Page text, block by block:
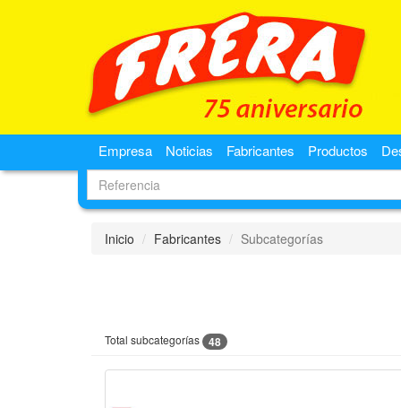
Empresa Noticias Fabricantes Productos
Inicio Fabricantes Subcategorías
Total subcategorías 48